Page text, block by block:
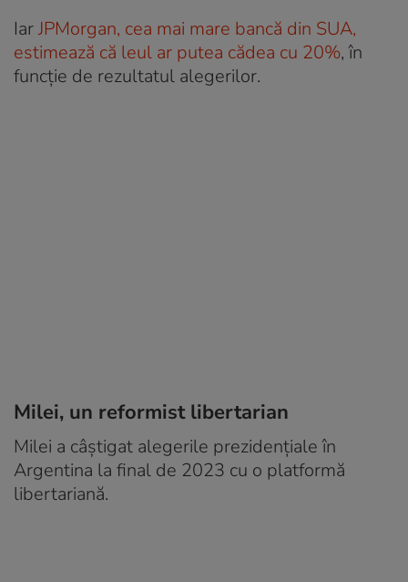
IarJPMorgan, cea mai mare bancă din SUA,
estimează că leul ar putea cădea cu 20%, în
funcție de rezultatul alegerilor.
Milei, un reformist libertarian
Milei a câștigat alegerile prezidențiale în
Argentina la final de 2023 cu o platformă
libertariană.